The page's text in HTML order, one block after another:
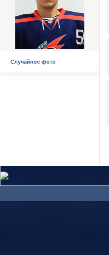
Случайное фото